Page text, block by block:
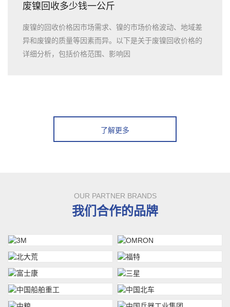
废镍回收多少钱一公斤
废镍的回收价格因市场需求、镍的市场价格波动、地域差
异和废镍的质量等因素而异。以下是关于废镍回收价格的
详细分析，包括价格范围、影响因
了解更多
OUR PARTNER BRANDS
我们合作的品牌